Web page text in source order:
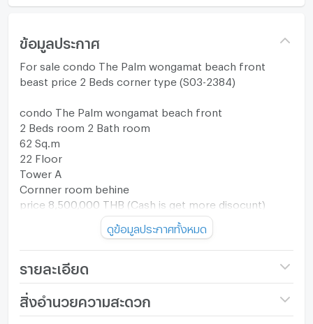
ข้อมูลประกาศ
For sale condo The Palm wongamat beach front
beast price 2 Beds corner type (S03-2384)
condo The Palm wongamat beach front
2 Beds room 2 Bath room
62 Sq.m
22 Floor
Tower A
Cornner room behine
price 8,500,000 THB (Cash is get more disocunt)
Contact for more information / viewing
Tel: 083-554-1691 (TH/EN)
LINE ID: @Sun111
ดูข้อมูลประกาศทั้งหมด
รายละเอียด
ชื่อโครงการ
The Palm Wongamat
สิ่งอำนวยความสะดวก